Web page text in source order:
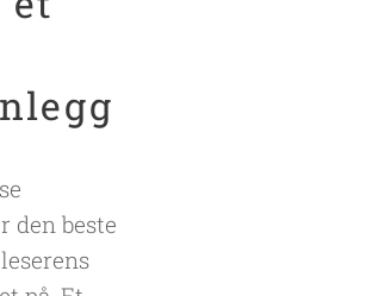
den beste